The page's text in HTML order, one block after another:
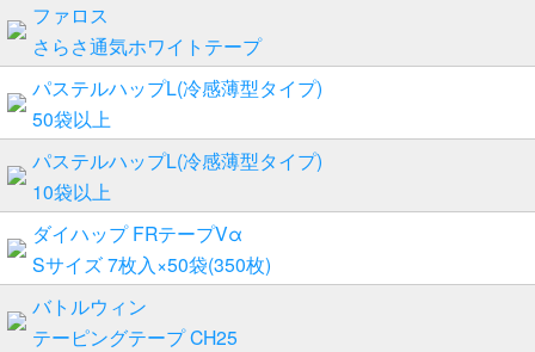
ファロス
さらさ通気ホワイトテープ
パステルハップL(冷感薄型タイプ)
50袋以上
パステルハップL(冷感薄型タイプ)
10袋以上
ダイハップ FRテープVα
Sサイズ 7枚入×50袋(350枚)
バトルウィン
テーピングテープ CH25